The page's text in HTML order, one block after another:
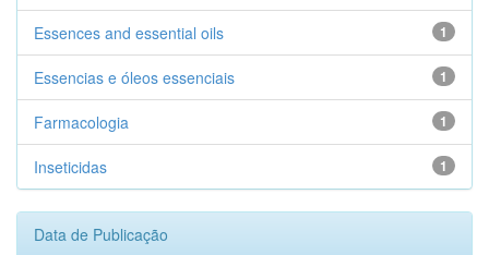
1
Essences and essential oils
1
Essencias e óleos essenciais
1
Farmacologia
1
Inseticidas
Data de Publicação